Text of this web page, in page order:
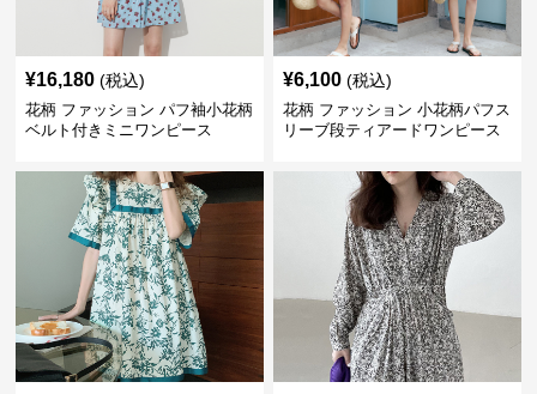
¥16,180 (税込)
花柄 ファッション パフ袖小花柄
ベルト付きミニワンピース
¥6,100 (税込)
花柄 ファッション 小花柄パフス
リーブ段ティアードワンピース